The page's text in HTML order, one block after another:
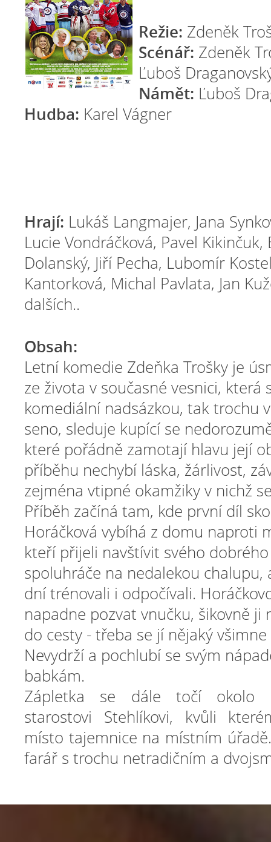
Režie: Zdeněk
Scénář: Zdeněk
Ľuboš
Námět: Ľuboš
Hudba: Karel Vágner
Hrají: Lukáš Langmajer, Jana
Lucie Vondráčková, Pavel Kikinčuk,
Dolanský, Jiří Pecha, Lubomír
Kantorková, Michal Pavlata, Jan
dalších..
Obsah:
Letní komedie Zdeňka Trošky je
ze života v současné vesnici, která
komediální nadsázkou, tak trochu
seno, sleduje kupící se
které pořádně zamotají hlavu její
příběhu nechybí láska, žárlivost,
zejména vtipné okamžiky v nichž
Příběh začíná tam, kde první díl
Horáčková vybíhá z domu naproti
kteří přijeli navštívit svého
spoluhráče na nedalekou chalupu,
dní trénovali i odpočívali.
napadne pozvat vnučku, šikovně
do cesty - třeba se jí nějaký
Nevydrží a pochlubí se svým
babkám.
Zápletka se dále točí okolo
starostovi Stehlíkovi, kvůli
místo tajemnice na místním
farář s trochu netradičním a